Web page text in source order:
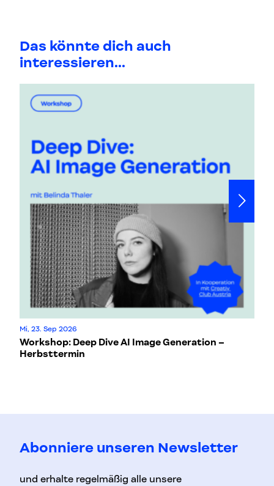
Das könnte dich auch
interessieren...
Mi, 23. Sep 2026
Workshop: Deep Dive AI Image Generation –
Herbsttermin
Abonniere unseren Newsletter
und erhalte regelmäßig alle unsere